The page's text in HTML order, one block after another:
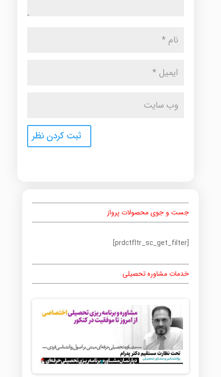
جست و جوی محصولات پرواز
[prdctfltr_sc_get_filter]
خدمات مشاوره تحصیلی